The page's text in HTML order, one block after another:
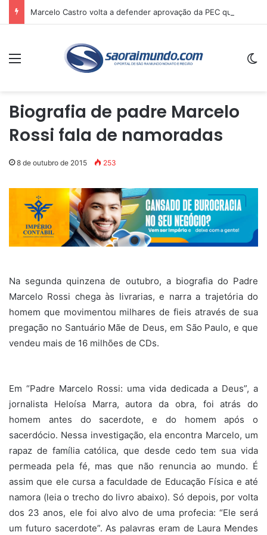
Menu
Biografia de padre Marcelo
Rossi fala de namoradas
8 de outubro de 2015 253
Na segunda quinzena de outubro, a biografia do Padre
Marcelo Rossi chega às livrarias, e narra a trajetória do
homem que movimentou milhares de fieis através de sua
pregação no Santuário Mãe de Deus, em São Paulo, e que
vendeu mais de 16 milhões de CDs.
Em “Padre Marcelo Rossi: uma vida dedicada a Deus”, a
jornalista Heloísa Marra, autora da obra, foi atrás do
homem antes do sacerdote, e do homem após o
sacerdócio. Nessa investigação, ela encontra Marcelo, um
rapaz de família católica, que desde cedo tem sua vida
permeada pela fé, mas que não renuncia ao mundo. É
assim que ele cursa a faculdade de Educação Física e até
namora (leia o trecho do livro abaixo). Só depois, por volta
dos 23 anos, ele foi alvo alvo de uma profecia: “Ele será
um futuro sacerdote”. As palavras eram de Laura Mendes